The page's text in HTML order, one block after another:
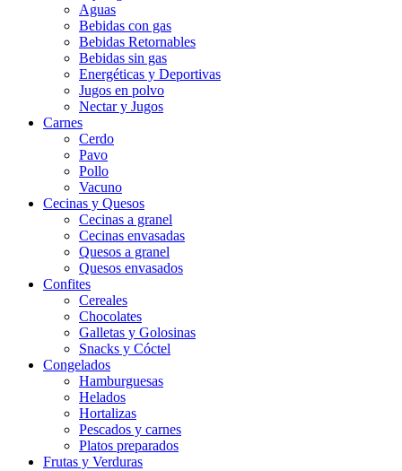
Aguas
Bebidas con gas
Bebidas Retornables
Bebidas sin gas
Energéticas y Deportivas
Jugos en polvo
Nectar y Jugos
Carnes
Cerdo
Pavo
Pollo
Vacuno
Cecinas y Quesos
Cecinas a granel
Cecinas envasadas
Quesos a granel
Quesos envasados
Confites
Cereales
Chocolates
Galletas y Golosinas
Snacks y Cóctel
Congelados
Hamburguesas
Helados
Hortalizas
Pescados y carnes
Platos preparados
Frutas y Verduras